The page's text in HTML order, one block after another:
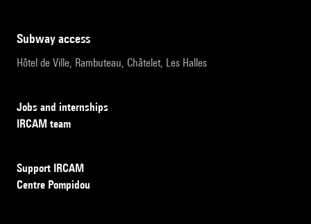
subway access
Hôtel de Ville, Rambuteau, Châtelet, Les Halles
Jobs and internships
IRCAM team
Support IRCAM
Centre Pompidou